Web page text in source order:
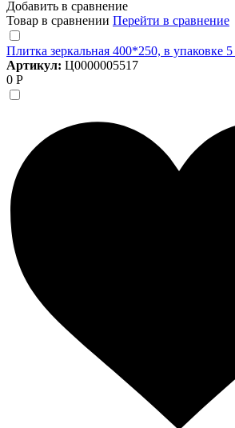
Добавить в сравнение
Товар в сравнении Перейти в сравнение
Плитка зеркальная 400*250, в упаковке
Артикул: Ц0000005517
0 Р